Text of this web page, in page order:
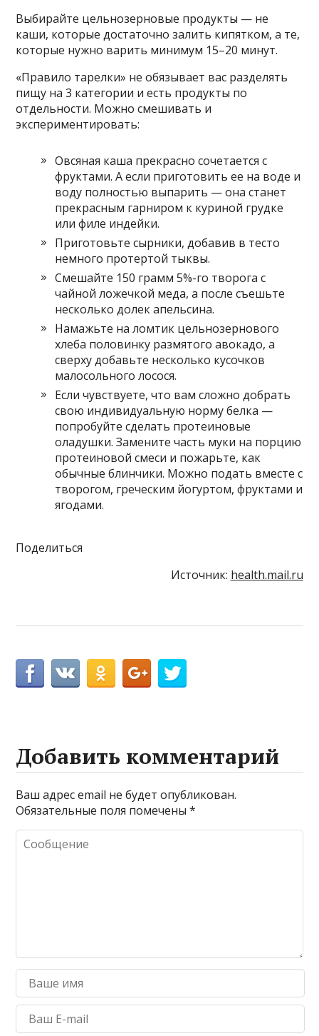
Выбирайте цельнозерновые продукты — не
каши, которые достаточно залить кипятком, а те,
которые нужно варить минимум 15–20 минут.
«Правило тарелки» не обязывает вас разделять
пищу на 3 категории и есть продукты по
отдельности. Можно смешивать и
экспериментировать:
Овсяная каша прекрасно сочетается с
фруктами. А если приготовить ее на воде и
воду полностью выпарить — она станет
прекрасным гарниром к куриной грудке
или филе индейки.
Приготовьте сырники, добавив в тесто
немного протертой тыквы.
Смешайте 150 грамм 5%-го творога с
чайной ложечкой меда, а после съешьте
несколько долек апельсина.
Намажьте на ломтик цельнозернового
хлеба половинку размятого авокадо, а
сверху добавьте несколько кусочков
малосольного лосося.
Если чувствуете, что вам сложно добрать
свою индивидуальную норму белка —
попробуйте сделать протеиновые
оладушки. Замените часть муки на порцию
протеиновой смеси и пожарьте, как
обычные блинчики. Можно подать вместе с
творогом, греческим йогуртом, фруктами и
ягодами.
Поделиться
Источник: health.mail.ru
Добавить комментарий
Ваш адрес email не будет опубликован.
Обязательные поля помечены*